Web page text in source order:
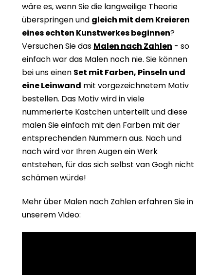
wäre es, wenn Sie die langweilige Theorie
überspringen und gleich mit dem Kreieren
eines echten Kunstwerkes beginnen?
Versuchen Sie das Malen nach Zahlen - so
einfach war das Malen noch nie. Sie können
bei uns einen Set mit Farben, Pinseln und
eine Leinwand mit vorgezeichnetem Motiv
bestellen. Das Motiv wird in viele
nummerierte Kästchen unterteilt und diese
malen Sie einfach mit den Farben mit der
entsprechenden Nummern aus. Nach und
nach wird vor Ihren Augen ein Werk
entstehen, für das sich selbst van Gogh nicht
schämen würde!
Mehr über Malen nach Zahlen erfahren Sie in
unserem Video: